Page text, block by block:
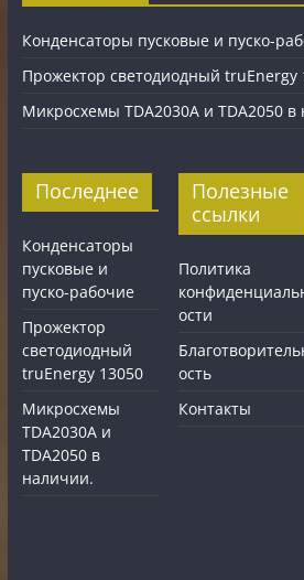
Конденсаторы пусковые и пуско-
Прожектор светодиодный truEnergy
Микросхемы TDA2030A и TDA2050 в
Последнее
Конденсаторы
пусковые и
пуско-рабочие
Прожектор
светодиодный
truEnergy 13050
Микросхемы
TDA2030A и
TDA2050 в
наличии.
Полезные
ссылки
Политика
ости
ость
Контакты